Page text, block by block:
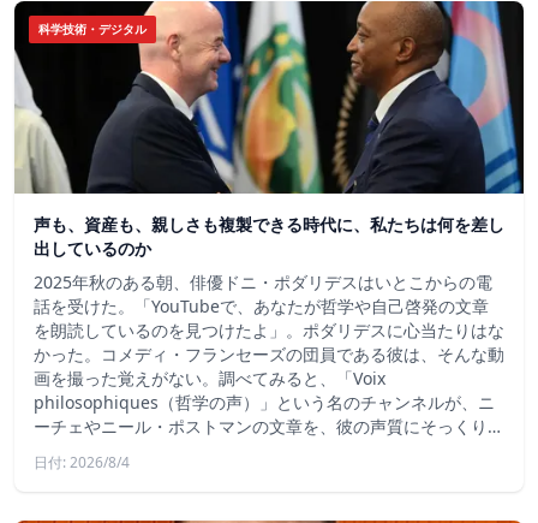
科学技術・デジタル
声も、資産も、親しさも複製できる時代に、私たちは何を差し
出しているのか
2025年秋のある朝、俳優ドニ・ポダリデスはいとこからの電
話を受けた。「YouTubeで、あなたが哲学や自己啓発の文章
を朗読しているのを見つけたよ」。ポダリデスに心当たりはな
かった。コメディ・フランセーズの団員である彼は、そんな動
画を撮った覚えがない。調べてみると、「Voix
philosophiques（哲学の声）」という名のチャンネルが、ニ
ーチェやニール・ポストマンの文章を、彼の声質にそっくり…
日付: 2026/8/4